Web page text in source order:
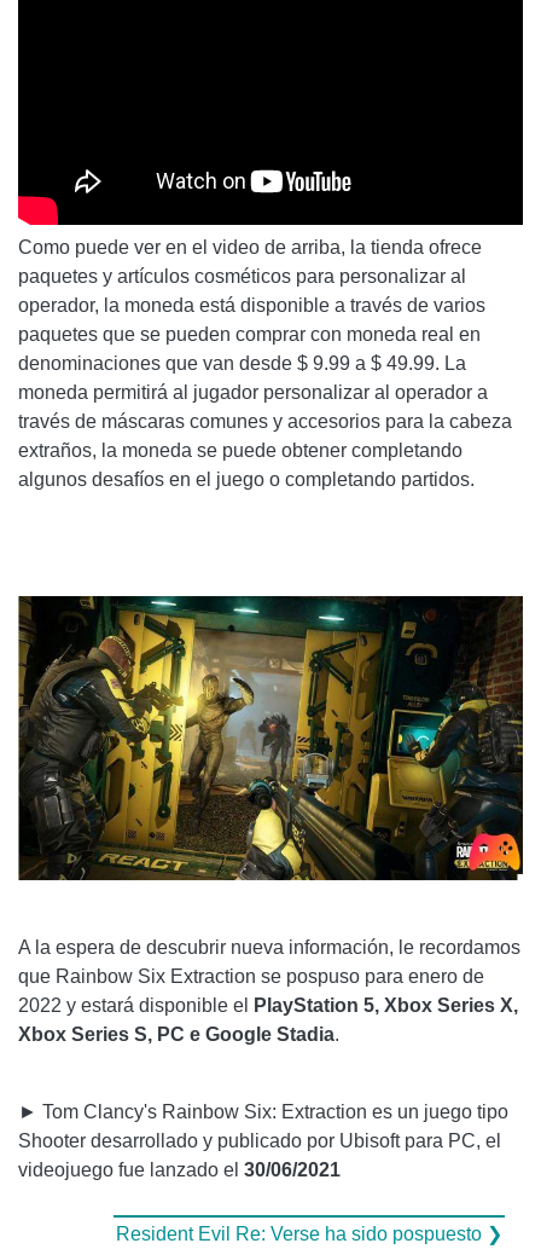
Como puede ver en el video de arriba, la tienda ofrece
paquetes y artículos cosméticos para personalizar al
operador, la moneda está disponible a través de varios
paquetes que se pueden comprar con moneda real en
denominaciones que van desde $ 9.99 a $ 49.99. La
moneda permitirá al jugador personalizar al operador a
través de máscaras comunes y accesorios para la cabeza
extraños, la moneda se puede obtener completando
algunos desafíos en el juego o completando partidos.
A la espera de descubrir nueva información, le recordamos
que Rainbow Six Extraction se pospuso para enero de
2022 y estará disponible el
PlayStation 5, Xbox Series X,
Xbox Series S, PC e Google Stadia.
► Tom Clancy's Rainbow Six: Extraction es un juego tipo
Shooter desarrollado y publicado por Ubisoft para PC, el
videojuego fue lanzado el 30/06/2021
Resident Evil Re: Verse ha sido pospuesto ❯